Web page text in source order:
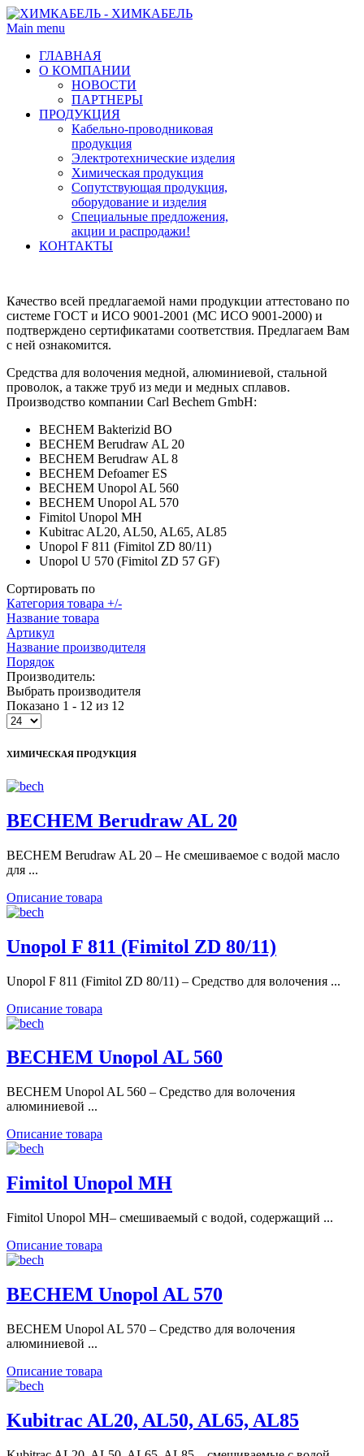
Main menu
ГЛАВНАЯ
О КОМПАНИИ
НОВОСТИ
ПАРТНЕРЫ
ПРОДУКЦИЯ
Кабельно-проводниковая
продукция
Электротехнические изделия
Химическая продукция
Сопутствующая продукция,
оборудование и изделия
Специальные предложения,
акции и распродажи!
КОНТАКТЫ
Качество всей предлагаемой нами продукции аттестовано по
системе ГОСТ и ИСО 9001-2001 (МС ИСО 9001-2000) и
подтверждено сертификатами соответствия. Предлагаем Вам
с ней ознакомится.
Средства для волочения медной, алюминиевой, стальной
проволок, а также труб из меди и медных сплавов.
Производство компании Carl Bechem GmbH:
BECHEM Bakterizid BO
BECHEM Berudraw AL 20
BECHEM Berudraw AL 8
BECHEM Defoamer ES
BECHEM Unopol AL 560
BECHEM Unopol AL 570
Fimitol Unopol MH
Kubitrac AL20, AL50, AL65, AL85
Unopol F 811 (Fimitol ZD 80/11)
Unopol U 570 (Fimitol ZD 57 GF)
Сортировать по
Категория товара +/-
Название товара
Артикул
Название производителя
Порядок
Производитель:
Выбрать производителя
Показано 1 - 12 из 12
ХИМИЧЕСКАЯ ПРОДУКЦИЯ
BECHEM Berudraw AL 20
BECHEM Berudraw AL 20 – Не смешиваемое с водой масло
для ...
Описание товара
Unopol F 811 (Fimitol ZD 80/11)
Unopol F 811 (Fimitol ZD 80/11) – Средство для волочения ...
Описание товара
BECHEM Unopol AL 560
BECHEM Unopol AL 560 – Средство для волочения
алюминиевой ...
Описание товара
Fimitol Unopol MH
Fimitol Unopol MH– смешиваемый с водой, содержащий ...
Описание товара
BECHEM Unopol AL 570
BECHEM Unopol AL 570 – Средство для волочения
алюминиевой ...
Описание товара
Kubitrac AL20, AL50, AL65, AL85